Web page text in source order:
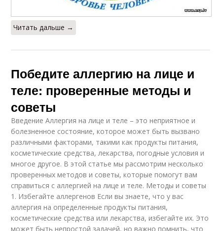
Читать дальше →
Победите аллергию на лице и
теле: проверенные методы и
советы
Введение Аллергия на лице и теле – это неприятное и
болезненное состояние, которое может быть вызвано
различными факторами, такими как продукты питания,
косметические средства, лекарства, погодные условия и
многое другое. В этой статье мы рассмотрим несколько
проверенных методов и советы, которые помогут вам
справиться с аллергией на лице и теле. Методы и советы
1. Избегайте аллергенов Если вы знаете, что у вас
аллергия на определенные продукты питания,
косметические средства или лекарства, избегайте их. Это
может быть непростой задачей, но важно помнить, что